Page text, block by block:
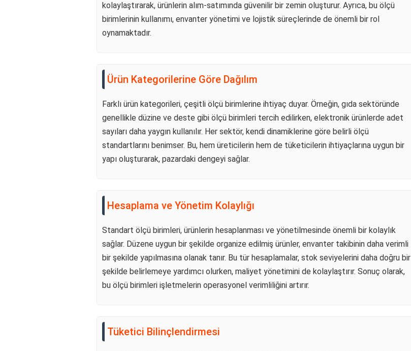
kolaylaştırarak, ürünlerin alım-satımında güvenilir bir zemin oluşturur. Ayrıca, bu ölçü
birimlerinin kullanımı, envanter yönetimi ve lojistik süreçlerinde de önemli bir rol
oynamaktadır.
Ürün Kategorilerine Göre Dağılım
Farklı ürün kategorileri, çeşitli ölçü birimlerine ihtiyaç duyar. Örneğin, gıda sektöründe
genellikle düzine ve deste gibi ölçü birimleri tercih edilirken, elektronik ürünlerde adet
sayıları daha yaygın kullanılır. Her sektör, kendi dinamiklerine göre belirli ölçü
standartlarını benimser. Bu, hem üreticilerin hem de tüketicilerin ihtiyaçlarına uygun bir
yapı oluşturarak, pazardaki dengeyi sağlar.
Hesaplama ve Yönetim Kolaylığı
Standart ölçü birimleri, ürünlerin hesaplanması ve yönetilmesinde önemli bir kolaylık
sağlar. Düzene uygun bir şekilde organize edilmiş ürünler, envanter takibinin daha verimli
bir şekilde yapılmasına olanak tanır. Bu tür hesaplamalar, stok seviyelerini daha doğru bir
şekilde belirlemeye yardımcı olurken, maliyet yönetimini de kolaylaştırır. Sonuç olarak,
bu ölçü birimleri işletmelerin operasyonel verimliliğini artırır.
Tüketici Bilinçlendirmesi